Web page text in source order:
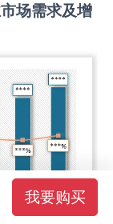
场需求及增
我要购买